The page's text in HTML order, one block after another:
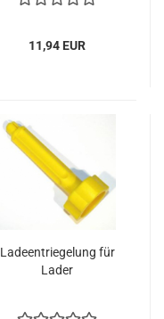
11,94 EUR
Ladeentriegelung für
Lader